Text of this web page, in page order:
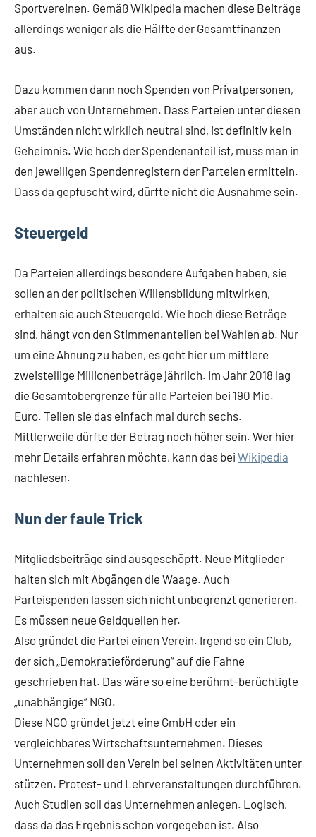
Sportvereinen. Gemäß Wikipedia machen diese Beiträge
allerdings weniger als die Hälfte der Gesamtfinanzen
aus.
Dazu kommen dann noch Spenden von Privatpersonen,
aber auch von Unternehmen. Dass Parteien unter diesen
Umständen nicht wirklich neutral sind, ist definitiv kein
Geheimnis. Wie hoch der Spendenanteil ist, muss man in
den jeweiligen Spendenregistern der Parteien ermitteln.
Dass da gepfuscht wird, dürfte nicht die Ausnahme sein.
Steuergeld
Da Parteien allerdings besondere Aufgaben haben, sie
sollen an der politischen Willensbildung mitwirken,
erhalten sie auch Steuergeld. Wie hoch diese Beträge
sind, hängt von den Stimmenanteilen bei Wahlen ab. Nur
um eine Ahnung zu haben, es geht hier um mittlere
zweistellige Millionenbeträge jährlich. Im Jahr 2018 lag
die Gesamtobergrenze für alle Parteien bei 190 Mio.
Euro. Teilen sie das einfach mal durch sechs.
Mittlerweile dürfte der Betrag noch höher sein. Wer hier
mehr Details erfahren möchte, kann das bei Wikipedia
nachlesen.
Nun der faule Trick
Mitgliedsbeiträge sind ausgeschöpft. Neue Mitglieder
halten sich mit Abgängen die Waage. Auch
Parteispenden lassen sich nicht unbegrenzt generieren.
Es müssen neue Geldquellen her.
Also gründet die Partei einen Verein. Irgend so ein Club,
der sich „Demokratieförderung“ auf die Fahne
geschrieben hat. Das wäre so eine berühmt-berüchtigte
„unabhängige“ NGO.
Diese NGO gründet jetzt eine GmbH oder ein
vergleichbares Wirtschaftsunternehmen. Dieses
Unternehmen soll den Verein bei seinen Aktivitäten unter
stützen. Protest- und Lehrveranstaltungen durchführen.
Auch Studien soll das Unternehmen anlegen. Logisch,
dass da das Ergebnis schon vorgegeben ist. Also